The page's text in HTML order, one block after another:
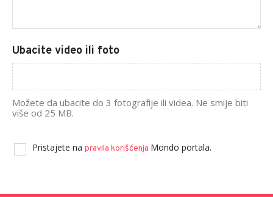
Ubacite video ili foto
Možete da ubacite do 3 fotografije ili videa. Ne smije biti
više od 25 MB.
Pristajete na pravila korišćenja Mondo portala.